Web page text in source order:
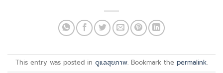
This entry was posted in ดูแลสุขภาพ. Bookmark the permalink.